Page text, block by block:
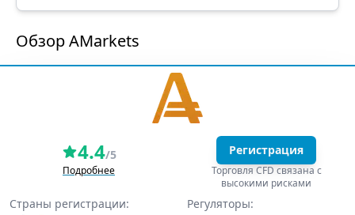
Обзор AMarkets
4.4/5
Подробнее
Регистрация
Торговля CFD связана с
высокими рисками
Страны регистрации: Регуляторы: